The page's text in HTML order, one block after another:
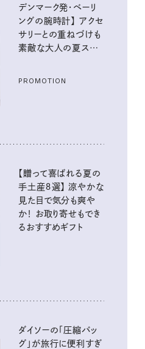
デンマーク発・ベーリ
ングの腕時計】 アクセ
サリーとの重ねづけも
素敵な大人の夏スタイ
PROMOTION
【贈って喜ばれる夏の
手土産８選】 涼やかな
見た目で気分も爽や
か！ お取り寄せもでき
るおすすめギフト
ダイソーの「圧縮バッ
グ」が旅行に便利すぎ